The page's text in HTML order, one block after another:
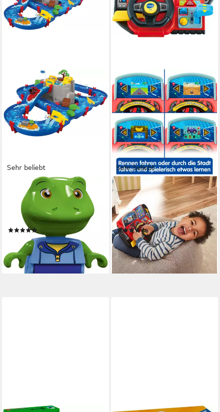
Sehr beliebt
AQUAPLAY
Wasserbahn AquaPlay
MountainLake, Made in
Germany
ab 62,48 € UVP 84,99 €
-26%
lieferbar - in 2-3 Werktagen bei dir
Sehr beliebt
VTECH®
Lernspielzeug Abenteuer
Lernlenkrad, mit LCD-
Farbbildschirm
(39)
39,99 € UVP49,99 €
-20%
lieferbar - in 2-3 Werktagen bei dir